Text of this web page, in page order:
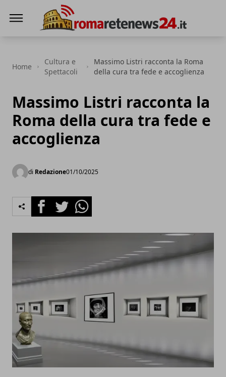
Home
Cultura e
Spettacoli
Massimo Listri racconta la Roma
della cura tra fede e accoglienza
Massimo Listri racconta la
Roma della cura tra fede e
accoglienza
di Redazione01/10/2025
FacebookTwitterWhatsapp